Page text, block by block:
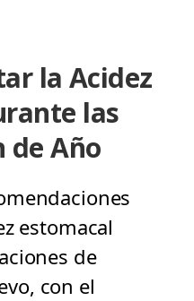
la Acidez
las
de Año
estomacal
de
con el